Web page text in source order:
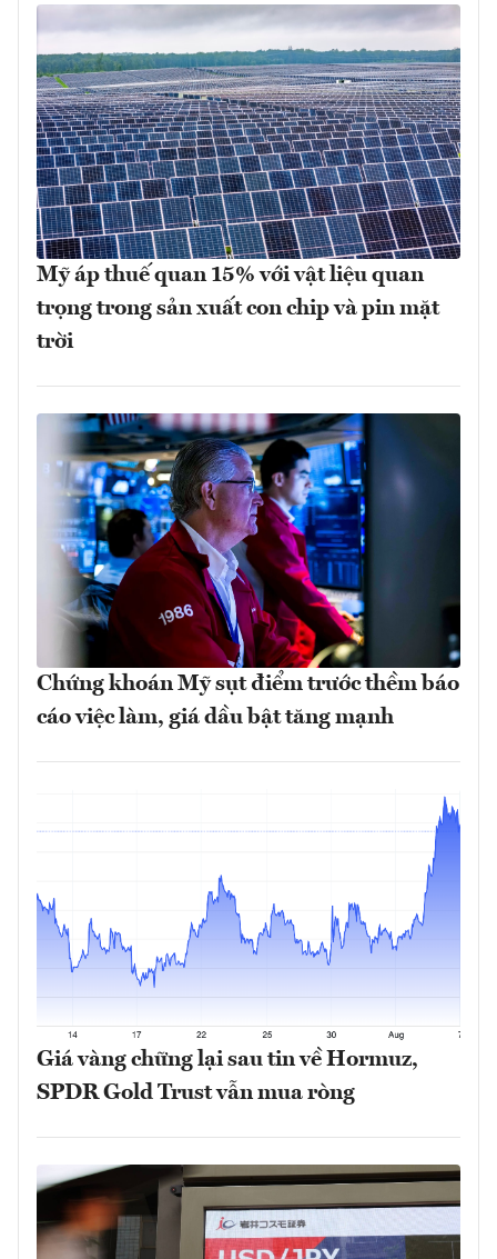
Mỹ áp thuế quan 15% với vật liệu quan
trọng trong sản xuất con chip và pin mặt
trời
Chứng khoán Mỹ sụt điểm trước thềm báo
cáo việc làm, giá dầu bật tăng mạnh
Giá vàng chững lại sau tin về Hormuz,
SPDR Gold Trust vẫn mua ròng